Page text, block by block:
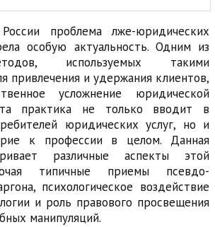
проблема лже-юридических
особую актуальность. Одним из
используемых такими
привлечения и удержания клиентов,
усложнение юридической
практика не только вводит в
юридических услуг, но и
к профессии в целом. Данная
различные аспекты этой
типичные приемы псевдо-
психологическое воздействие
и роль правового просвещения
манипуляций.